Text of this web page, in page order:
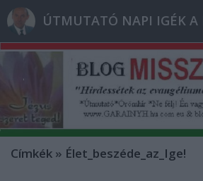
ÚTMUTATÓ NAPI IGÉK A
Címkék » Élet_beszéde_az_Ige!